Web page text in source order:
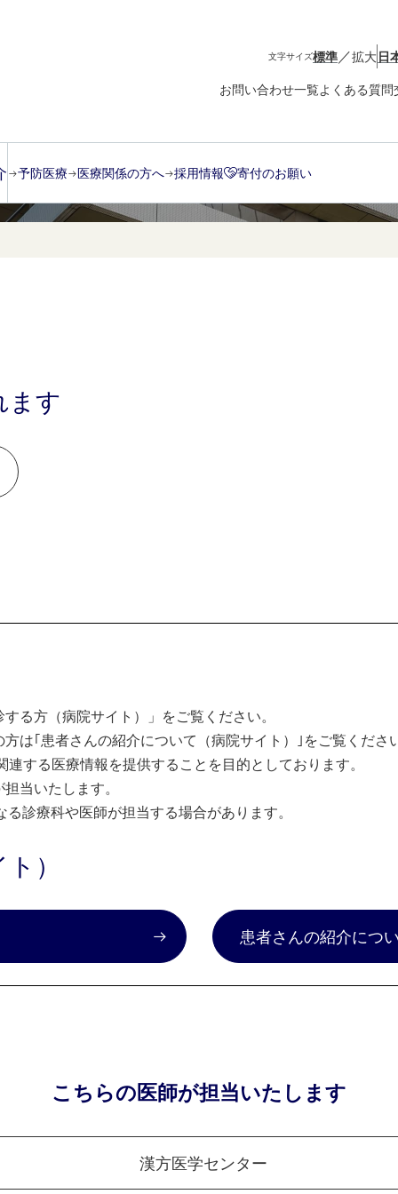
文字サイズ標準／拡大日
お問い合わせ一覧よくある質問
予防医療 医療関係の方へ 採用情報 寄付のお願い
ます
る方（病院サイト）」をご覧ください。
は｢患者さんの紹介について（病院サイト）｣をご覧くださ
する医療情報を提供することを目的としております。
当いたします。
診療科や医師が担当する場合があります。
）
患者さんの紹介につ
こちらの医師が担当いたします
漢方医学センター